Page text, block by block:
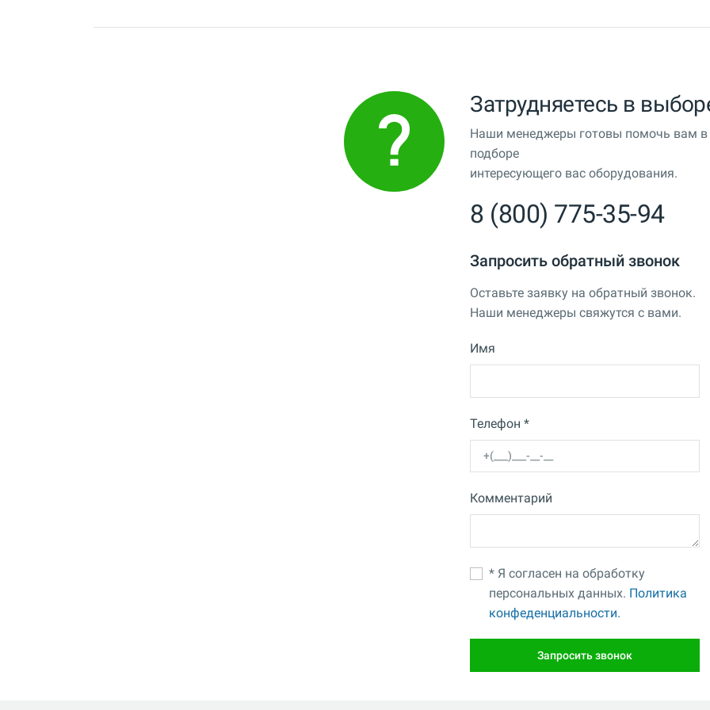
Затрудняетесь в
Наши менеджеры готовы помочь вам в
подборе
интересующего вас оборудования.
8 (800) 775-35-94
Запросить обратный звонок
Оставьте заявку на обратный звонок.
Наши менеджеры свяжутся с вами.
Имя
Телефон *
Комментарий
* Я согласен на обработку
персональных данных. Политика
конфеденциальности.
Запросить звонок